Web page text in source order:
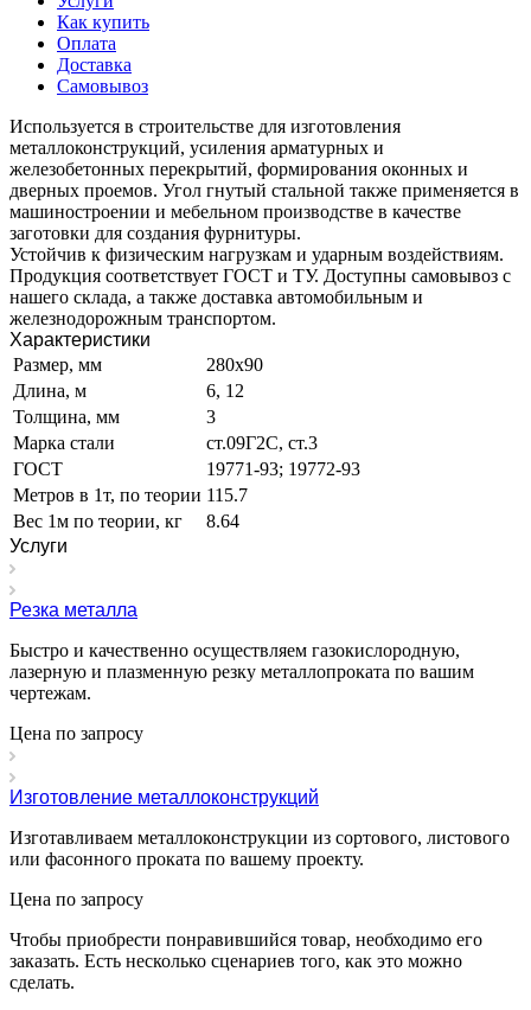
Как купить
Оплата
Доставка
Самовывоз
Используется в строительстве для изготовления
металлоконструкций, усиления арматурных и
железобетонных перекрытий, формирования оконных и
дверных проемов. Угол гнутый стальной также применяется в
машиностроении и мебельном производстве в качестве
заготовки для создания фурнитуры.
Устойчив к физическим нагрузкам и ударным воздействиям.
Продукция соответствует ГОСТ и ТУ. Доступны самовывоз с
нашего склада, а также доставка автомобильным и
железнодорожным транспортом.
Характеристики
Размер, мм
280х90
Длина, м
6, 12
Толщина, мм
3
Марка стали
ст.09Г2С, ст.3
ГОСТ
19771-93; 19772-93
Метров в 1т, по теории 115.7
Вес 1м по теории, кг
8.64
Услуги
Резка металла
Быстро и качественно осуществляем газокислородную,
лазерную и плазменную резку металлопроката по вашим
чертежам.
Цена по запросу
Изготовление металлоконструкций
Изготавливаем металлоконструкции из сортового, листового
или фасонного проката по вашему проекту.
Цена по запросу
Чтобы приобрести понравившийся товар, необходимо его
заказать. Есть несколько сценариев того, как это можно
сделать.